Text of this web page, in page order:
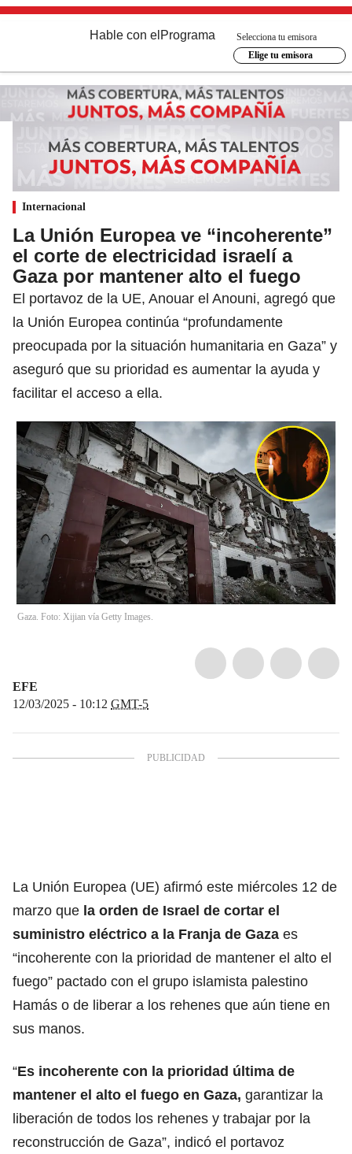
Hable con el Programa
Selecciona tu emisora
Elige tu emisora
Internacional
La Unión Europea ve “incoherente”
el corte de electricidad israelí a
Gaza por mantener alto el fuego
El portavoz de la UE, Anouar el Anouni, agregó que
la Unión Europea continúa “profundamente
preocupada por la situación humanitaria en Gaza” y
aseguró que su prioridad es aumentar la ayuda y
facilitar el acceso a ella.
Gaza. Foto: Xijian vía Getty Images.
EFE
12/03/2025 - 10:12 GMT-5
La Unión Europea (UE) afirmó este miércoles 12 de
marzo que la orden de Israel de cortar el
suministro eléctrico a la Franja de Gaza es
“incoherente con la prioridad de mantener el alto el
fuego” pactado con el grupo islamista palestino
Hamás o de liberar a los rehenes que aún tiene en
sus manos.
“Es incoherente con la prioridad última de
mantener el alto el fuego en Gaza, garantizar la
liberación de todos los rehenes y trabajar por la
reconstrucción de Gaza”, indicó el portavoz